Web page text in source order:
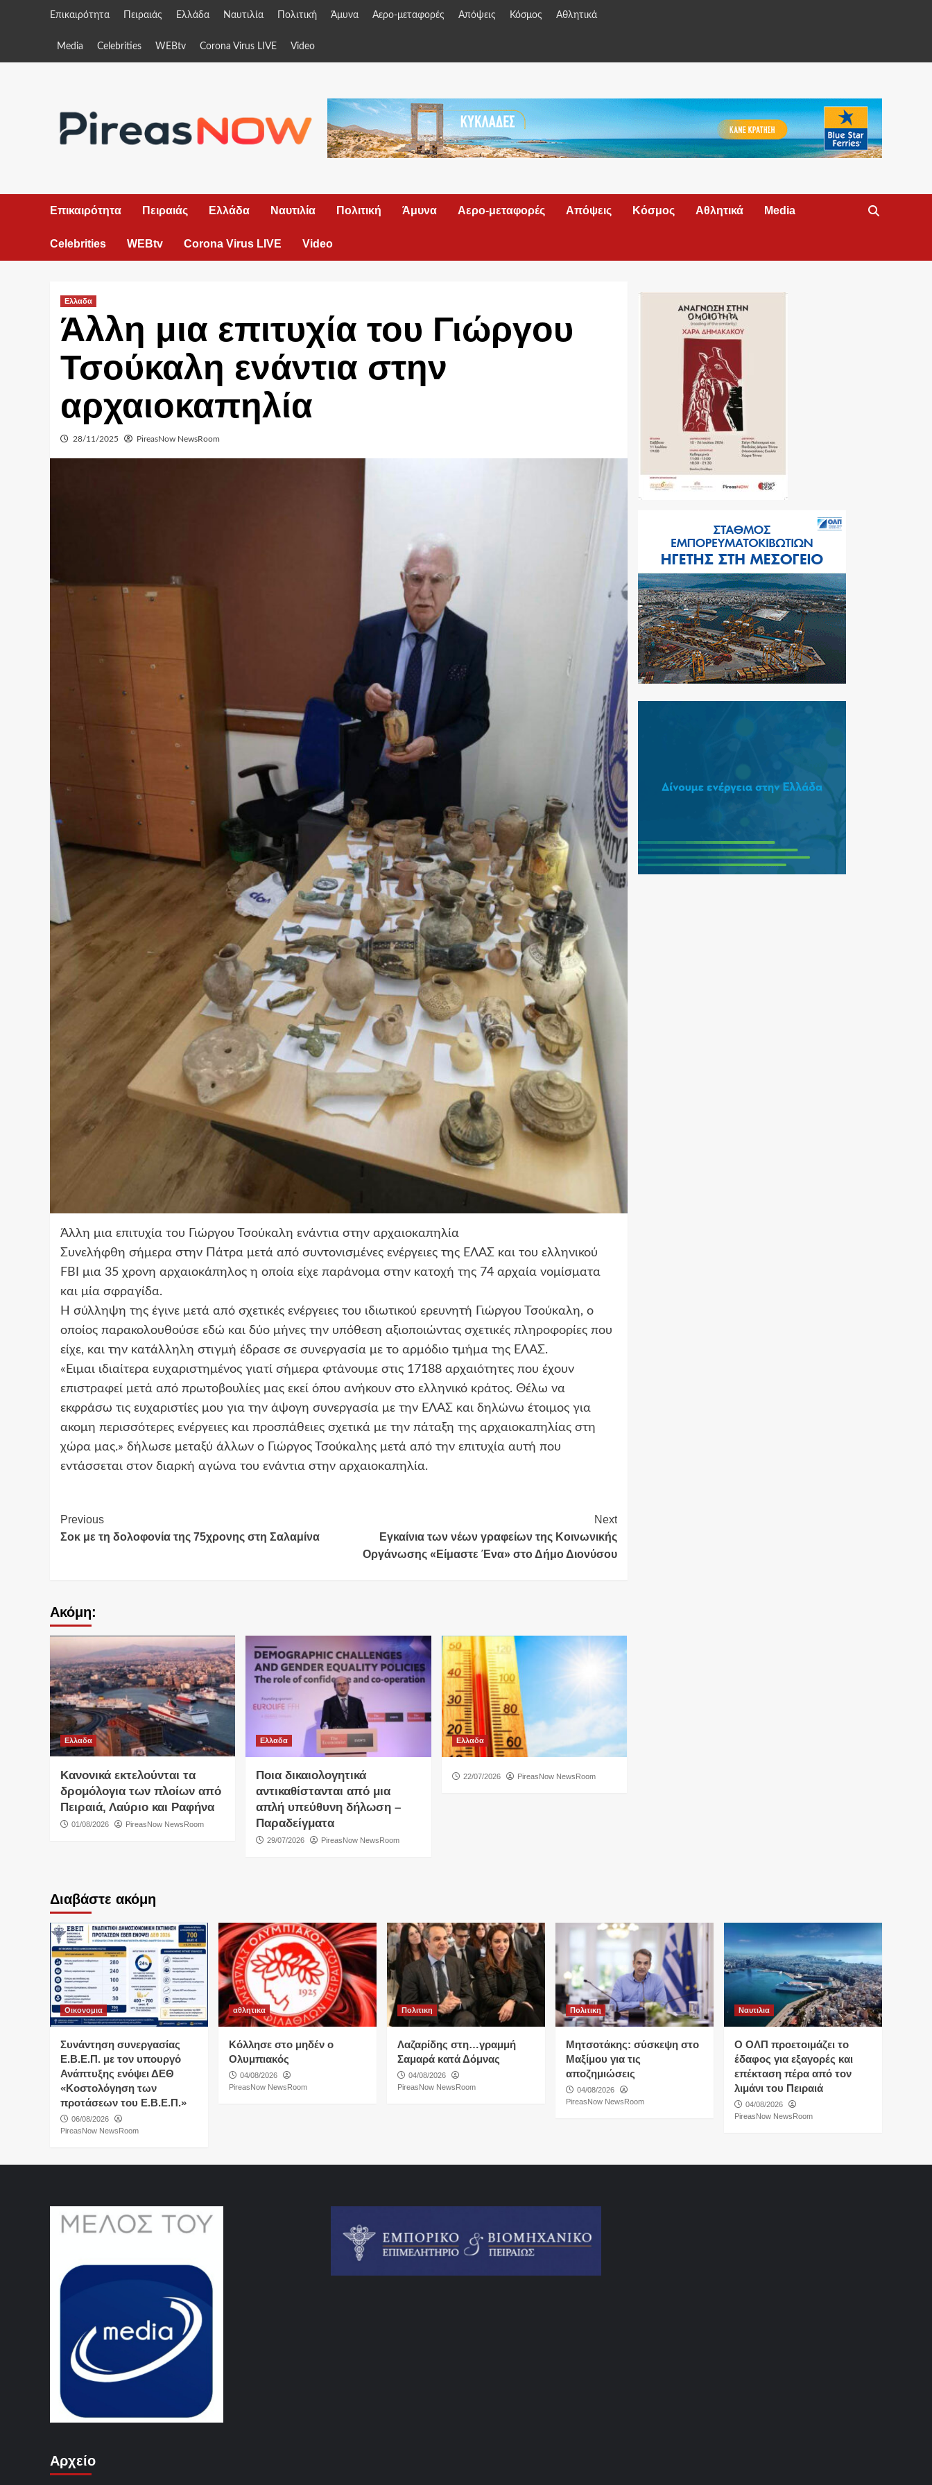
Επικαιρότητα Πειραιάς Ελλάδα Ναυτιλία Πολιτική Άμυνα Αερο-μεταφορές Απόψεις Κόσμος Αθλητικά
Media Celebrities WEBtv Corona Virus LIVE Video
Επικαιρότητα Πειραιάς Ελλάδα Ναυτιλία Πολιτική Άμυνα Αερο-μεταφορές Απόψεις Κόσμος Αθλητικά Media
Celebrities WEBtv Corona Virus LIVE Video
Ελλαδα
Άλλη μια επιτυχία του Γιώργου
Τσούκαλη ενάντια στην
αρχαιοκαπηλία
28/11/2025 PireasNow NewsRoom
Άλλη μια επιτυχία του Γιώργου Τσούκαλη ενάντια στην αρχαιοκαπηλία
Συνελήφθη σήμερα στην Πάτρα μετά από συντονισμένες ενέργειες της ΕΛΑΣ και του ελληνικού
FBI μια 35 χρονη αρχαιοκάπηλος η οποία είχε παράνομα στην κατοχή της 74 αρχαία νομίσματα
και μία σφραγίδα.
Η σύλληψη της έγινε μετά από σχετικές ενέργειες του ιδιωτικού ερευνητή Γιώργου Τσούκαλη, ο
οποίος παρακολουθούσε εδώ και δύο μήνες την υπόθεση αξιοποιώντας σχετικές πληροφορίες που
είχε, και την κατάλληλη στιγμή έδρασε σε συνεργασία με το αρμόδιο τμήμα της ΕΛΑΣ.
«Ειμαι ιδιαίτερα ευχαριστημένος γιατί σήμερα φτάνουμε στις 17188 αρχαιότητες που έχουν
επιστραφεί μετά από πρωτοβουλίες μας εκεί όπου ανήκουν στο ελληνικό κράτος. Θέλω να
εκφράσω τις ευχαριστίες μου για την άψογη συνεργασία με την ΕΛΑΣ και δηλώνω έτοιμος για
ακομη περισσότερες ενέργειες και προσπάθειες σχετικά με την πάταξη της αρχαιοκαπηλίας στη
χώρα μας.» δήλωσε μεταξύ άλλων ο Γιώργος Τσούκαλης μετά από την επιτυχία αυτή που
εντάσσεται στον διαρκή αγώνα του ενάντια στην αρχαιοκαπηλία.
Continue
Reading
Previous
Σοκ με τη δολοφονία της 75χρονης στη Σαλαμίνα
Next
Εγκαίνια των νέων γραφείων της Κοινωνικής
Οργάνωσης «Είμαστε Ένα» στο Δήμο Διονύσου
Ακόμη:
Ελλαδα
Κανονικά εκτελούνται τα
δρομόλογια των πλοίων από
Πειραιά, Λαύριο και Ραφήνα
01/08/2026 PireasNow NewsRoom
Ελλαδα
Ποια δικαιολογητικά
αντικαθίστανται από μια
απλή υπεύθυνη δήλωση –
Παραδείγματα
29/07/2026 PireasNow NewsRoom
Ελλαδα
22/07/2026 PireasNow NewsRoom
Διαβάστε ακόμη
Οικονομια
Συνάντηση συνεργασίας
Ε.Β.Ε.Π. με τον υπουργό
Ανάπτυξης ενόψει ΔΕΘ
«Κοστολόγηση των
προτάσεων του Ε.Β.Ε.Π.»
06/08/2026
PireasNow NewsRoom
αθλητικα
Κόλλησε στο μηδέν ο
Ολυμπιακός
04/08/2026
PireasNow NewsRoom
Πολιτικη
Λαζαρίδης στη…γραμμή
Σαμαρά κατά Δόμνας
04/08/2026
PireasNow NewsRoom
Πολιτικη
Μητσοτάκης: σύσκεψη στο
Μαξίμου για τις
αποζημιώσεις
04/08/2026
PireasNow NewsRoom
Ναυτιλια
O ΟΛΠ προετοιμάζει το
έδαφος για εξαγορές και
επέκταση πέρα από τον
λιμάνι του Πειραιά
04/08/2026
PireasNow NewsRoom
Αρχείο